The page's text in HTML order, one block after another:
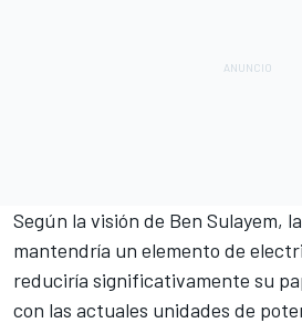
Según la visión de Ben Sulayem,
mantendría un elemento de
reduciría significativamente su
con las actuales unidades de